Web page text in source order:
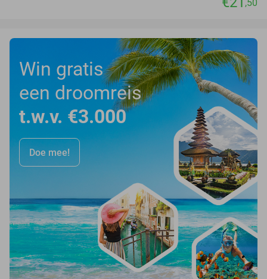
,50
Win gratis
een droomreis
t.w.v. €3.000
Doe mee!